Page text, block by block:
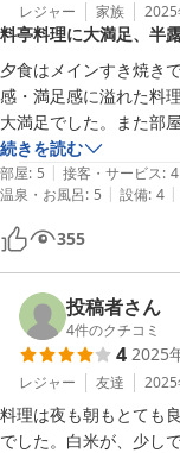
レジャー 家族 2025
料亭料理に大満足、半
夕食はメインすき焼き
感・満足感に溢れた料
大満足でした。また部
チェックアウト迄の間
続きを読む
部屋: 5 | 接客・サービス: 4
温泉・お風呂: 5 | 設備: 4 |
355
投稿者さん
4件のクチコミ
4 2025
レジャー 友達 2025
料理は夜も朝もとても
でした。白米が、少し